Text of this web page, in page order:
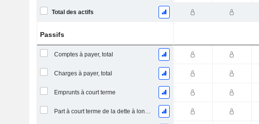
Total des actifs
Passifs
Comptes à payer, total
Charges à payer, total
Emprunts à court terme
Part à court terme de la dette à long terme